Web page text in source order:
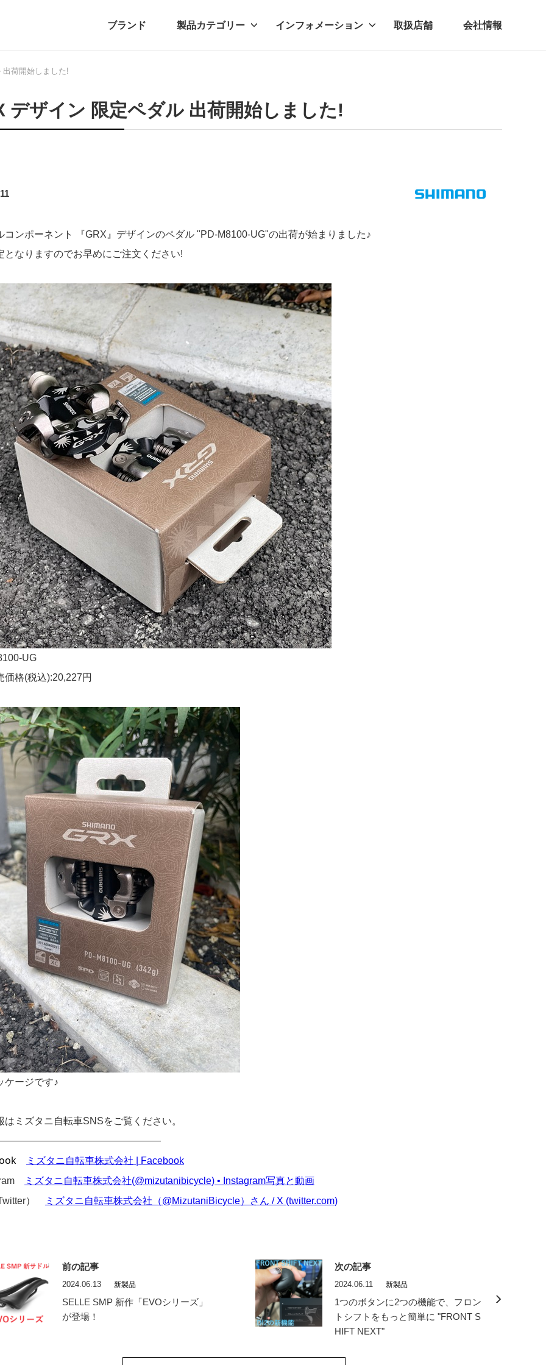
ブランド 製品カテゴリー
車 自転車パーツ
インフォメーション
ース プレスリリース
取扱店舗 会社情報
荷開始しました!
デザイン 限定ペダル 出荷開始しました!
コンポーネント 『GRX』デザインのペダル "PD-M8100-UG"の出荷が始まりました♪
となりますのでお早めにご注文ください!
UG
価格(税込):20,227円
ケージです♪
はミズタニ自転車SNSをご覧ください。
ミズタニ自転車株式会社 | Facebook
ミズタニ自転車株式会社(@mizutanibicycle) • Instagram写真と動画
）
ミズタニ自転車株式会社（@MizutaniBicycle）さん / X (twitter.com)
前の記事
2024.06.13 新製品
SELLE SMP 新作「EVOシリーズ」
が登場！
次の記事
2024.06.11 新製品
1つのボタンに2つの機能で、フロン
トシフトをもっと簡単に "FRONT S
HIFT NEXT"